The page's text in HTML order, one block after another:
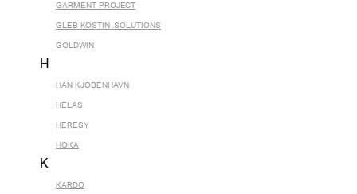
GARMENT PROJECT
GLEB KOSTIN .SOLUTIONS
GOLDWIN
H
HAN KJOBENHAVN
HELAS
HERESY
HOKA
K
KARDO